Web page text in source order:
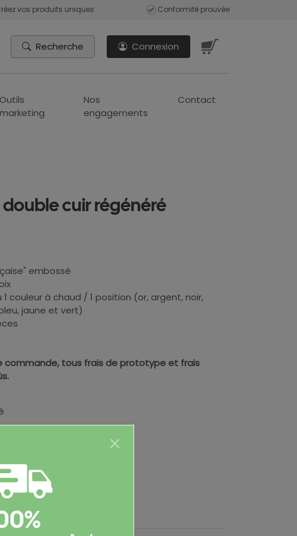
vos produits uniques Conformité prouvée
Recherche Connexion
Outils
marketing
Nos
engagements
Contact
cuir régénéré
embossé
couleur à chaud / 1 position (or, argent, noir,
jaune et vert)
commande, tous frais de prototype et frais